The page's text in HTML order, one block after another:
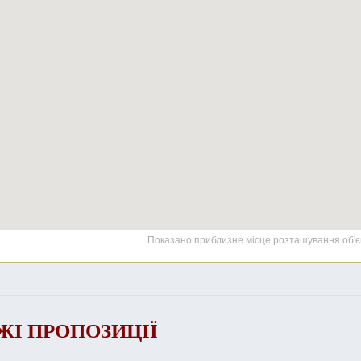
Показано приблизне місце розташування
ПРОПОЗИЦІЇ